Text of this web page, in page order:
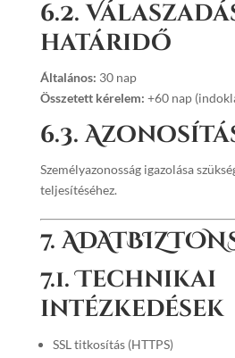
6.2.
határidő
Általános: 30 nap
Összetett kérelem: +60 nap
6.3.
Személyazonosság igazolása
teljesítéséhez.
7.
7.1. Technikai
intézkedések
SSL titkosítás (HTTPS)